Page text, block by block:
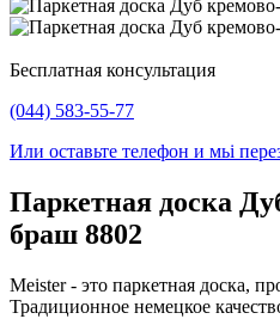
Бесплатная консультация
(044) 583-55-77
Или оставьте телефон и мьі
Паркетная доска
браш 8802
Meister - это паркетная доска,
Традиционное немецкое